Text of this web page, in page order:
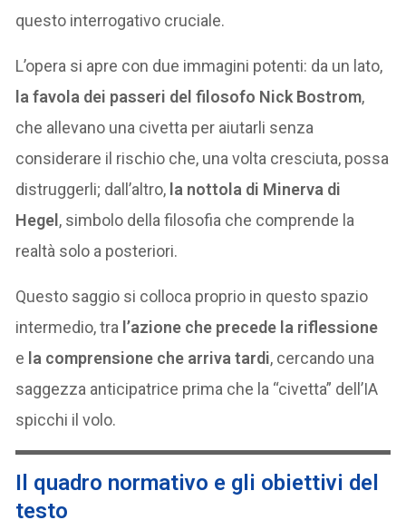
questo interrogativo cruciale.
L’opera si apre con due immagini potenti: da un lato,
la favola dei passeri del filosofo Nick Bostrom,
che allevano una civetta per aiutarli senza
considerare il rischio che, una volta cresciuta, possa
distruggerli; dall’altro, la nottola di Minerva di
Hegel, simbolo della filosofia che comprende la
realtà solo a posteriori.
Questo saggio si colloca proprio in questo spazio
intermedio, tra l’azione che precede la riflessione
e la comprensione che arriva tardi, cercando una
saggezza anticipatrice prima che la “civetta” dell’IA
spicchi il volo.
Il quadro normativo e gli obiettivi del
testo